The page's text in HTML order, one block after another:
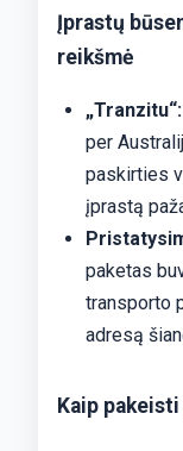
Įprastų
reikšmė
„Tranzitu“:
per
paskirties
įprastą
paketas
transporto
adresą
Kaip